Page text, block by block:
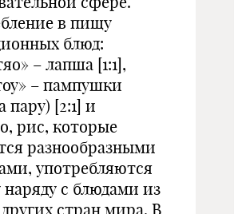
в пищу
блюд:
– лапша [1:1],
– пампушки
пару) [2:1] и
рис, которые
разнообразными
употребляются
с блюдами из
стран мира. В